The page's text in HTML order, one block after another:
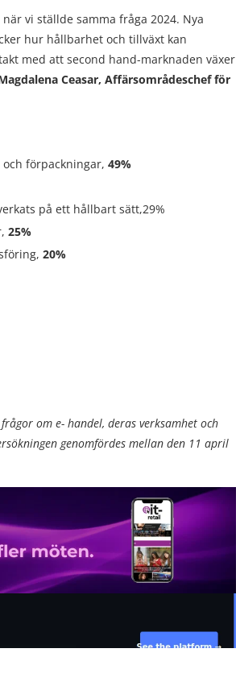
vi ställde samma fråga 2024. Nya
hur hållbarhet och tillväxt kan
med att second hand-marknaden växer
Ceasar, Affärsområdeschef för
förpackningar, 49%
på ett hållbart sätt,29%
25%
20%
om e- handel, deras verksamhet och
genomfördes mellan den 11 april